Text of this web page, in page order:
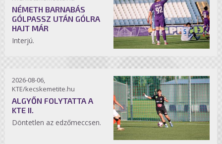
NÉMETH BARNABÁS
GÓLPASSZ UTÁN GÓLRA
HAJT MÁR
Interjú.
2026-08-06,
KTE/kecskemetite.hu
ALGYŐN FOLYTATTA A
KTE II.
Döntetlen az edzőmeccsen.